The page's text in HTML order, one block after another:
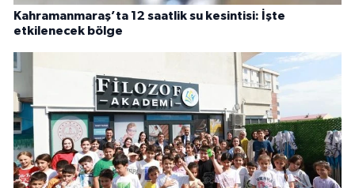
Kahramanmaraş’ta 12 saatlik su kesintisi: İşte
etkilenecek bölge